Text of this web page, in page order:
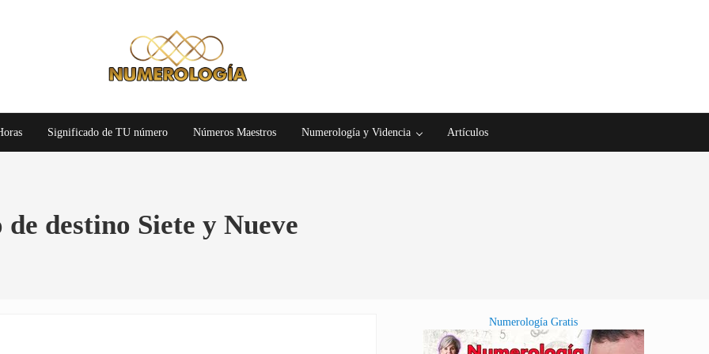
Significado de TU número Números Maestros Numerología y Videncia Artículos
destino Siete y Nueve
SidebarNumerología Gratis